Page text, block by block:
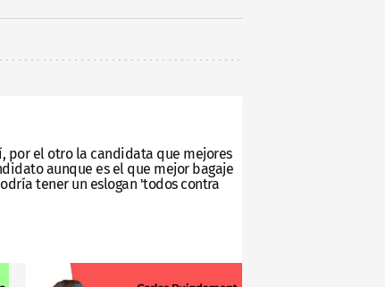
por el otro la candidata que mejores
aunque es el que mejor bagaje
tener un eslogan 'todos contra